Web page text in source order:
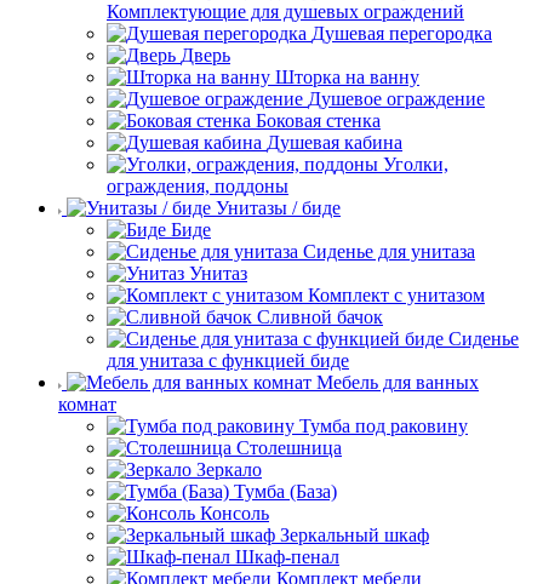
Комплектующие для душевых ограждений
Душевая перегородка
Дверь
Шторка на ванну
Душевое ограждение
Боковая стенка
Душевая кабина
Уголки,
ограждения, поддоны
Унитазы / биде
Биде
Сиденье для унитаза
Унитаз
Комплект с унитазом
Сливной бачок
Сиденье
для унитаза с функцией биде
Мебель для ванных
комнат
Тумба под раковину
Столешница
Зеркало
Тумба (База)
Консоль
Зеркальный шкаф
Шкаф-пенал
Комплект мебели